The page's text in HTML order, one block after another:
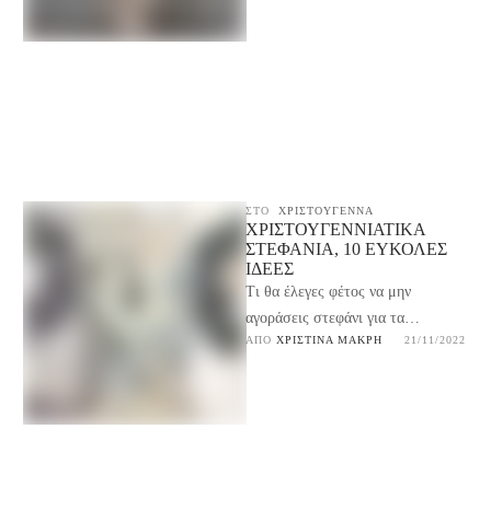
ΣΤΟ ΧΡΙΣΤΟΥΓΕΝΝΑ
ΧΡΙΣΤΟΥΓΕΝΝΙΆΤΙΚΑ
ΣΤΕΦΆΝΙΑ, 10 ΕΎΚΟΛΕΣ
ΙΔΈΕΣ
Τι θα έλεγες φέτος να μην
αγοράσεις στεφάνι για τα
Χριστούγεννα αλλά να το φτιάξεις
ΑΠΌ ΧΡΙΣΤΊΝΑ ΜΑΚΡΉ 21/11/2022